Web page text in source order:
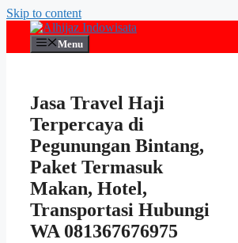
Skip to content
Menu
Jasa Travel Haji
Terpercaya di
Pegunungan Bintang,
Paket Termasuk
Makan, Hotel,
Transportasi Hubungi
WA 081367676975